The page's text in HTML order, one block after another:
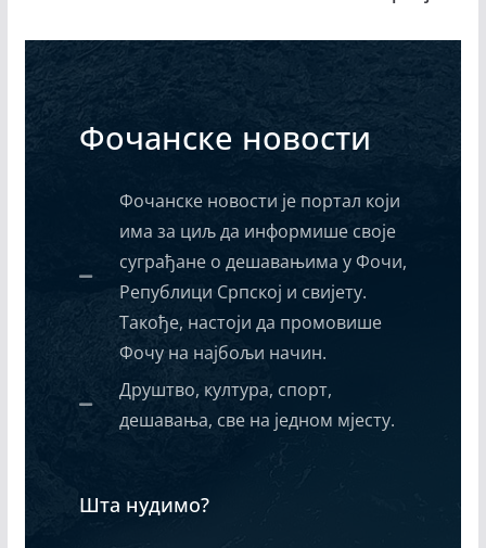
Фочанске новости
Фочанске новости је портал који
има за циљ да информише своје
суграђане о дешавањима у Фочи,
Републици Српској и свијету.
Такође, настоји да промовише
Фочу на најбољи начин.
Друштво, култура, спорт,
дешавања, све на једном мјесту.
Шта нудимо?